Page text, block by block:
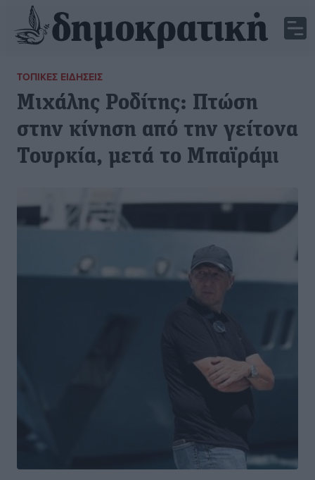
ΤΟΠΙΚΈΣ ΕΙΔΉΣΕΙΣ
Μιχάλης Ροδίτης: Πτώση
στην κίνηση από την γείτονα
Τουρκία, μετά το Μπαϊράμι